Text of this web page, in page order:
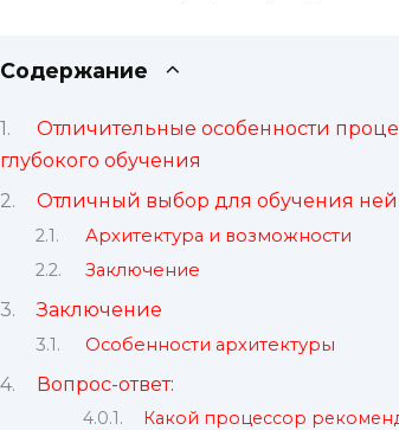
Содержание
Отличительные особенности
глубокого обучения
Отличный выбор для обучения
Архитектура и возможности
Заключение
Заключение
Особенности архитектуры
Вопрос-ответ:
Какой процессор